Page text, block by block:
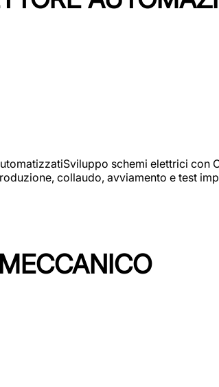
schemi elettrici con
collaudo, avviamento e test